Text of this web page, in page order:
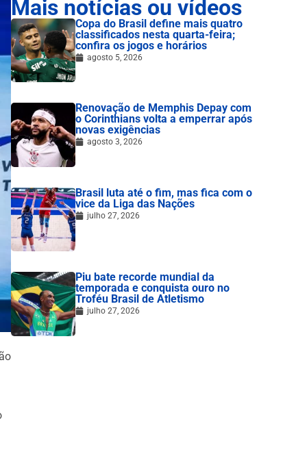
Mais notícias ou vídeos
Copa do Brasil define mais quatro
classificados nesta quarta-feira;
confira os jogos e horários
agosto 5, 2026
Renovação de Memphis Depay com
o Corinthians volta a emperrar após
novas exigências
agosto 3, 2026
Brasil luta até o fim, mas fica com o
vice da Liga das Nações
julho 27, 2026
Piu bate recorde mundial da
temporada e conquista ouro no
Troféu Brasil de Atletismo
julho 27, 2026